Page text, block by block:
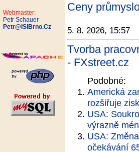
Webmaster:
Petr Schauer
Petr@ISIBrno.Cz
Ceny
5. 8. 2026, 15:57
Tvorba
- FXstreet.cz
Podobné:
Americká
rozšiřuje
USA:
výrazně
USA:
očekávání